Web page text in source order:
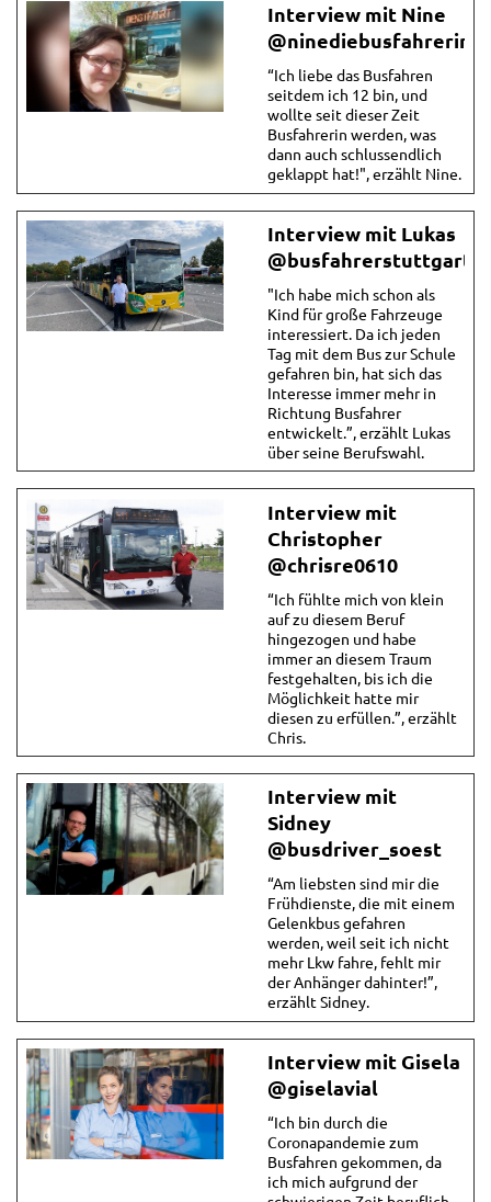
Interview mit Nine
@ninediebusfahrerin
“Ich liebe das Busfahren
seitdem ich 12 bin, und
wollte seit dieser Zeit
Busfahrerin werden, was
dann auch schlussendlich
geklappt hat!", erzählt Nine.
Interview mit Lukas
@busfahrerstuttgart
"Ich habe mich schon als
Kind für große Fahrzeuge
interessiert. Da ich jeden
Tag mit dem Bus zur Schule
gefahren bin, hat sich das
Interesse immer mehr in
Richtung Busfahrer
entwickelt.”, erzählt Lukas
über seine Berufswahl.
Interview mit
Christopher
@chrisre0610
“Ich fühlte mich von klein
auf zu diesem Beruf
hingezogen und habe
immer an diesem Traum
festgehalten, bis ich die
Möglichkeit hatte mir
diesen zu erfüllen.”, erzählt
Chris.
Interview mit
Sidney
@busdriver_soest
“Am liebsten sind mir die
Frühdienste, die mit einem
Gelenkbus gefahren
werden, weil seit ich nicht
mehr Lkw fahre, fehlt mir
der Anhänger dahinter!”,
erzählt Sidney.
Interview mit Gisela
@giselavial
“Ich bin durch die
Coronapandemie zum
Busfahren gekommen, da
ich mich aufgrund der